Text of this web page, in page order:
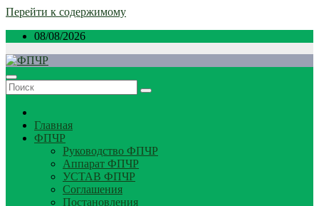
Перейти к содержимому
08/08/2026
Главная
ФПЧР
Руководство ФПЧР
Аппарат ФПЧР
УСТАВ ФПЧР
Соглашения
Постановления